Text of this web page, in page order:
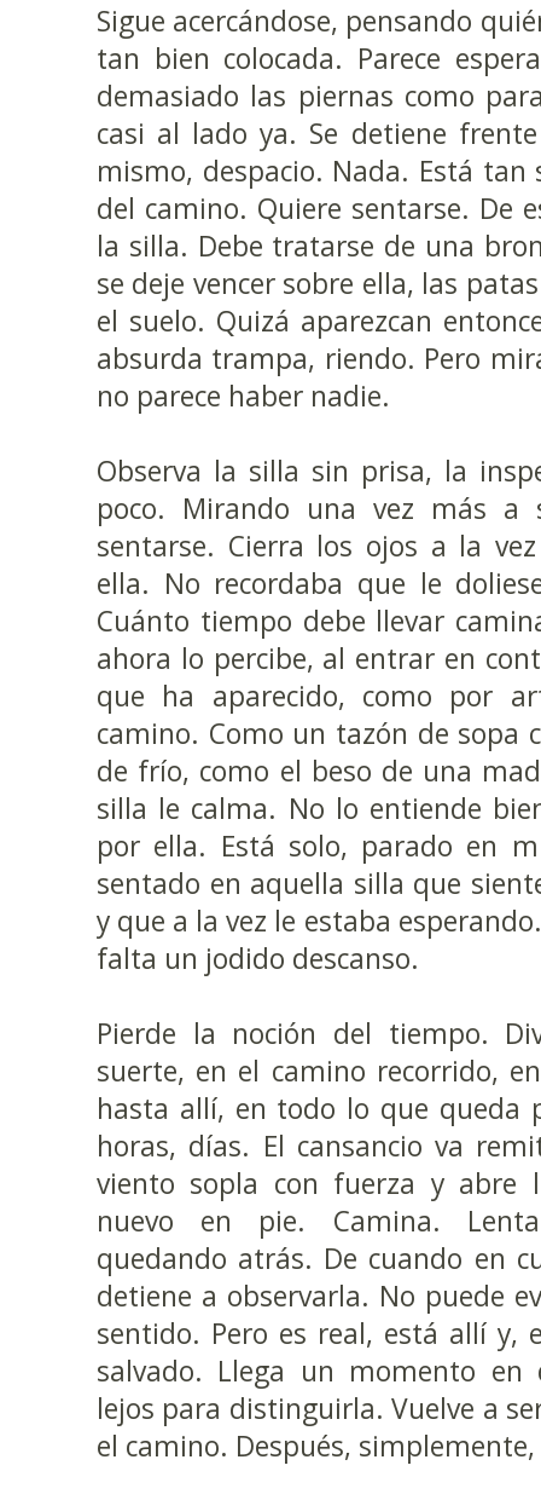
Sigue acercándose, pensando
tan bien colocada. Parece
demasiado las piernas como
casi al lado ya. Se detiene
mismo, despacio. Nada. Está tan
del camino. Quiere sentarse. De
la silla. Debe tratarse de una
se deje vencer sobre ella, las
el suelo. Quizá aparezcan
absurda trampa, riendo. Pero
no parece haber nadie.
Observa la silla sin prisa, la
poco. Mirando una vez más a
sentarse. Cierra los ojos a la
ella. No recordaba que le
Cuánto tiempo debe llevar
ahora lo percibe, al entrar en
que ha aparecido, como por
camino. Como un tazón de sopa
de frío, como el beso de una
silla le calma. No lo entiende
por ella. Está solo, parado en
sentado en aquella silla que
y que a la vez le estaba
falta un jodido descanso.
Pierde la noción del tiempo.
suerte, en el camino recorrido,
hasta allí, en todo lo que queda
horas, días. El cansancio va
viento sopla con fuerza y abre
nuevo en pie. Camina.
quedando atrás. De cuando en
detiene a observarla. No puede
sentido. Pero es real, está allí y,
salvado. Llega un momento en
lejos para distinguirla. Vuelve a
el camino. Después,